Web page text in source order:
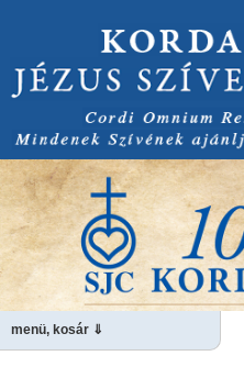
menü, kosár ⇓